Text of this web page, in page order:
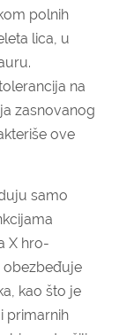
polnih
lica, u
na
zasnovanog
ove
samo
X hro­
obezbeđuje
kao što je
primarnih